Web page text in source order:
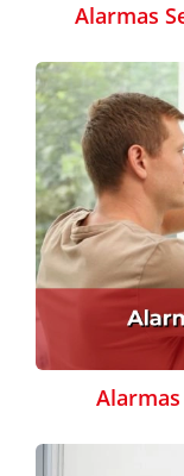
Alarmas